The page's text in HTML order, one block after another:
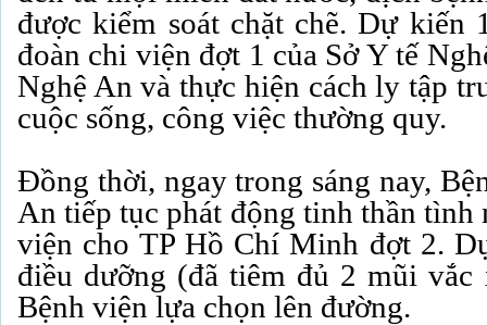
được kiểm soát chặt chẽ. Dự kiến
đoàn chi viện đợt 1 của Sở Y tế
Nghệ An và thực hiện cách ly tập
cuộc sống, công việc thường quy.
Đồng thời, ngay trong sáng nay,
An tiếp tục phát động tinh thần tình
viện cho TP Hồ Chí Minh đợt 2.
điều dưỡng (đã tiêm đủ 2 mũi
Bệnh viện lựa chọn lên đường.